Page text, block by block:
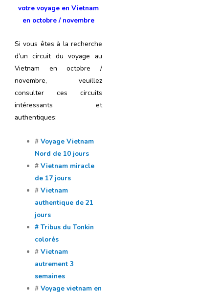
votre voyage en Vietnam
en octobre / novembre
Si vous êtes à la recherche
d’un circuit du voyage au
Vietnam en octobre /
novembre, veuillez
consulter ces circuits
intéressants et
authentiques:
#Voyage Vietnam
Nord de 10 jours
#Vietnam miracle
de 17 jours
#Vietnam
authentique de 21
jours
# Tribus du Tonkin
colorés
#Vietnam
autrement 3
semaines
#Voyage vietnam en